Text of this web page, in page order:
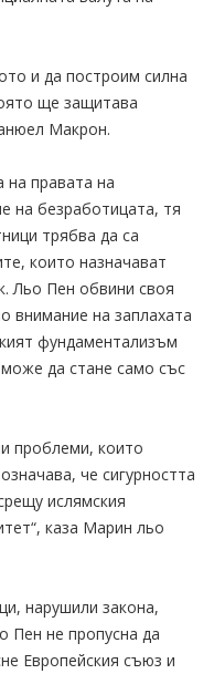
и да построим силна
ще защитава
Макрон.
правата на
на безработицата, тя
трябва да са
които назначават
Льо Пен обвини своя
внимание на заплахата
фундаментализъм
да стане само със
проблеми, които
че сигурността
ислямския
каза Марин льо
нарушили закона,
Пен не пропусна да
Европейския съюз и